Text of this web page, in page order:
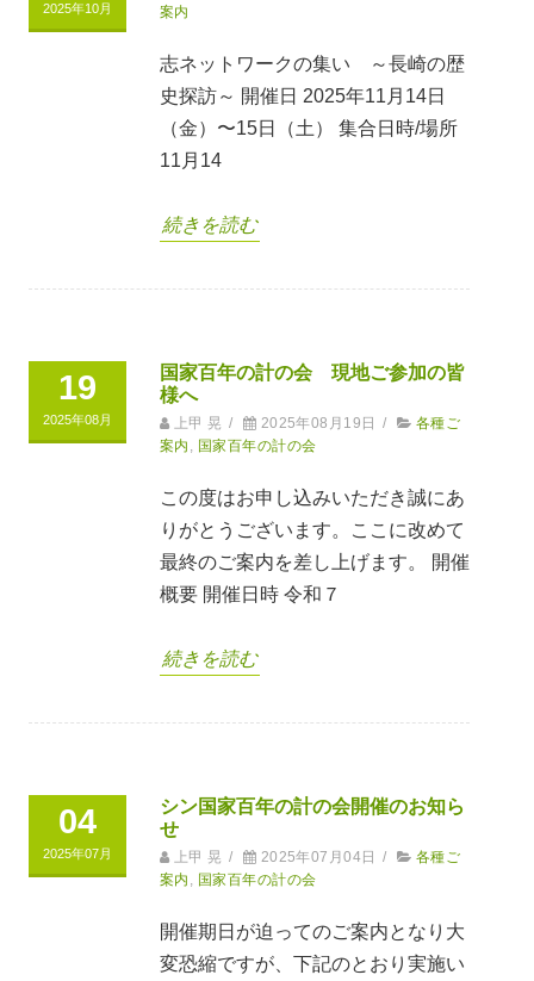
2025年10月
案内
志ネットワークの集い ～長崎の歴
史探訪～ 開催日 2025年11月14日
（金）〜15日（土） 集合日時/場所
11月14
続きを読む
19
2025年08月
国家百年の計の会 現地ご参加の皆
様へ
上甲 晃 / 2025年08月19日 /
各種ご
案内
国家百年の計の会
この度はお申し込みいただき誠にあ
りがとうございます。ここに改めて
最終のご案内を差し上げます。 開催
概要 開催日時 令和７
続きを読む
04
2025年07月
シン国家百年の計の会開催のお知ら
せ
上甲 晃 / 2025年07月04日 /
各種ご
案内
国家百年の計の会
開催期日が迫ってのご案内となり大
変恐縮ですが、下記のとおり実施い